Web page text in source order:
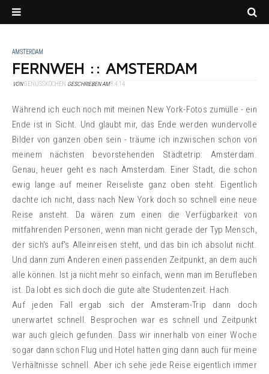
AMSTERDAM
FERNWEH :: AMSTERDAM
VONGENUSSKOCHEN GESCHRIEBEN AM8.4.14
Während ich euch noch mit meinen New York-Fotos zumülle - ein
Ende ist in Sicht. Und glaubt mir, das Ende werden wundervolle
Bilder von ganzen oben sein - träume ich inzwischen schon von
meinem nächsten bevorstehenden Städtetrip: Amsterdam.
Genau, heuer geht es nach Amsterdam. Einer Stadt, die schon
ewig lange auf meiner Reiseliste ganz oben steht. Eigentlich
dachte ich nicht, dass nach New York doch so schnell eine neue
Reise ansteht. Da wären zum einen die Verfügbarkeit von
mitfahrenden Personen, wenn man nicht gerade der Typ Mensch,
der sich's auf's Alleinreisen steht, und das bin ich absolut nicht.
Und dann zum Anderen einen passenden Zeitpunkt, an dem auch
alle können. Ist ja nicht mehr so einfach, wenn man im Berufleben
ist. Da lobt es sich doch die gute alte Studentenzeit. Hach.
Auf jeden Fall ergab sich der Amsteram-Trip dann doch
unerwartet schnell. Besprochen war es schnell und Zeitpunkt
war auch gleich gefunden. Dass wir innerhalb von einer Woche
sogar dann schon Flug und Hotel hatten ging dann auch für meine
Verhältnisse schnell. Aber ich sehe jede Reise eigentlich immer